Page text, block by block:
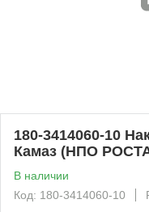
180-3414060-10
Камаз (НПО
В наличии
Код: 180-3414060-10